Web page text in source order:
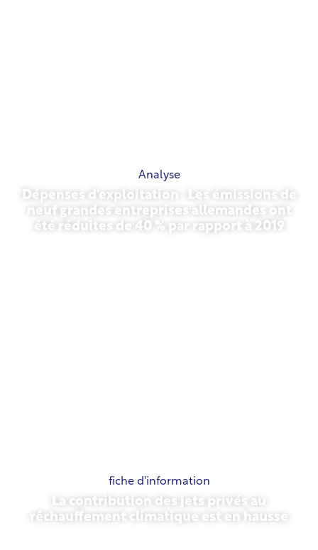
Analyse
Dépenses d'exploitation : Les émissions de
neuf grandes entreprises allemandes ont
été réduites de 40 % par rapport à 2019
fiche d'information
La contribution des jets privés au
réchauffement climatique est en hausse